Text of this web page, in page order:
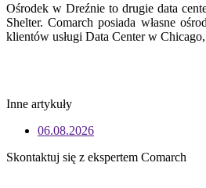
Ośrodek w Dreźnie to drugie data
Shelter. Comarch posiada własne
klientów usługi Data Center w
Inne artykuły
06.08.2026
Skontaktuj się z ekspertem Comarch